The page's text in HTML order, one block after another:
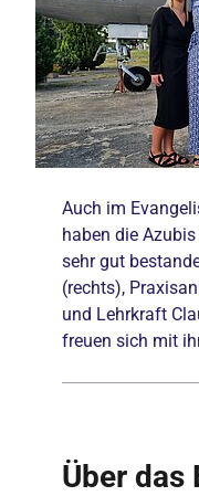
Auch im
haben die
sehr gut
(rechts),
und Lehrkraft
freuen sich mit
Über das